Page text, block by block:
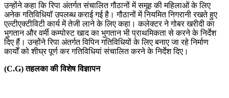
उन्होंने कहा कि रिपा अंतर्गत संचालित गौठानों में समूह की महिलाओं के लिए
अनेक गतिविधियॉ उपलब्ध कराई गई है। गौठानों में नियमित निगरानी रखते हुए
एल्टीएक्टीविटी कार्य में तेजी लाने के लिए कहा। कलेक्टर ने गोबर खरीदी का
भुगतान और वर्मी कम्पोस्ट खाद का भुगतान भी प्राथमिकता से करने के निर्देश
दिए हैं। उन्होंने रिपा अंतर्गत विपिन गतिविधियों के लिए बनाए जा रहे निर्माण
कार्यों को शीघ्र पूर्ण कर गतिविधियां संचालित करने के निर्देश दिए।
(C.G) तहलका की विशेष विज्ञापन